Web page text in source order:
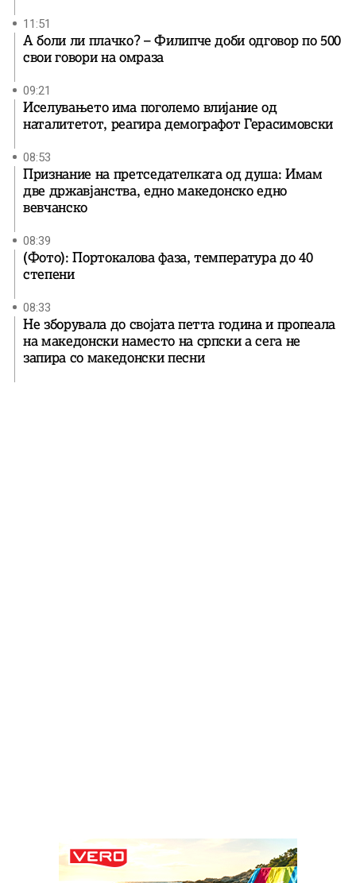
11:51
А боли ли плачко? – Филипче доби одговор по 500
свои говори на омраза
09:21
Иселувањето има поголемо влијание од
наталитетот, реагира демографот Герасимовски
08:53
Признание на претседателката од душа: Имам
две државјанства, едно македонско едно
вевчанско
08:39
(Фото): Портокалова фаза, температура до 40
степени
08:33
Не зборувала до својата петта година и пропеала
на македонски наместо на српски а сега не
запира со македонски песни